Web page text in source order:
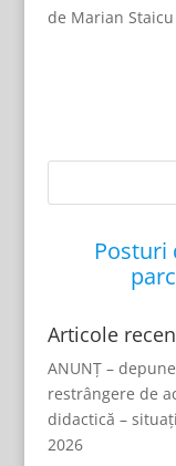
de Marian Staicu
Posturi
Articole
ANUNȚ –
restrângere de
didactică –
2026